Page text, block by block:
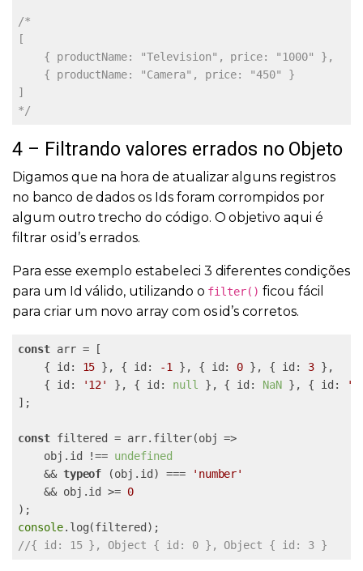
/*
[
    { productName: "Television", price: "1000" },
    { productName: "Camera", price: "450" }
]
*/
4 – Filtrando valores errados no Objeto
Digamos que na hora de atualizar alguns registros
no banco de dados os Ids foram corrompidos por
algum outro trecho do código. O objetivo aqui é
filtrar os id’s errados.
Para esse exemplo estabeleci 3 diferentes condições
para um Id válido, utilizando o filter() ficou fácil
para criar um novo array com os id’s corretos.
const arr = [
    { id:
15 }, { id: -1 }, { id: 0 }, { id: 3 },
    { id:
'12' }, { id: null }, { id: NaN }, { id:
];
const filtered = arr.filter(obj =>
    obj.id !==
undefined
    &&
typeof (obj.id) ===
'number'
    && obj.id >=
0
console
//{ id: 15 }, Object { id: 0 }, Object { id: 3 }